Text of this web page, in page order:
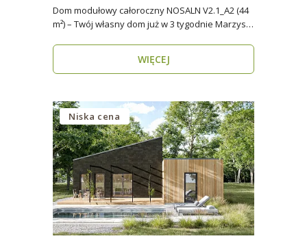
Dom modułowy całoroczny NOSALN V2.1_A2 (44
m²) – Twój własny dom już w 3 tygodnie Marzysz
WIĘCEJ
Niska cena